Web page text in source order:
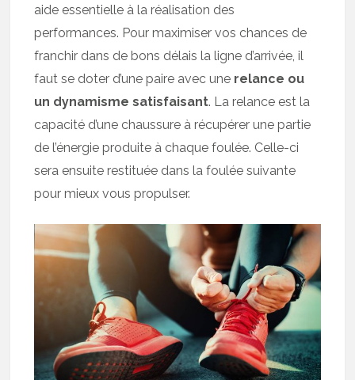
aide essentielle à la réalisation des
performances. Pour maximiser vos chances de
franchir dans de bons délais la ligne d’arrivée, il
faut se doter d’une paire avec une relance ou
un dynamisme satisfaisant. La relance est la
capacité d’une chaussure à récupérer une partie
de l’énergie produite à chaque foulée. Celle-ci
sera ensuite restituée dans la foulée suivante
pour mieux vous propulser.